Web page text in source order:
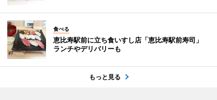
食べる
恵比寿駅前に立ち食いすし店「恵比寿駅前寿司」
ランチやデリバリーも
もっと見る